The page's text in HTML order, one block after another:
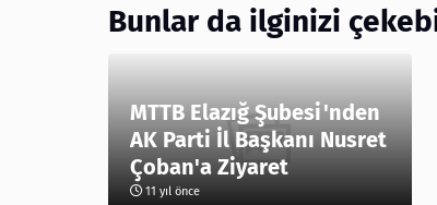
Bunlar da ilginizi
MTTB Elazığ Şubesi'nden
AK Parti İl Başkanı Nusret
11 yıl önce